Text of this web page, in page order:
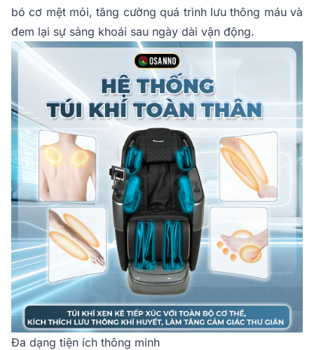
bó cơ mệt mỏi, tăng cường quá trình lưu thông máu và
đem lại sự sảng khoái sau ngày dài vận động.
Đa dạng tiện ích thông minh